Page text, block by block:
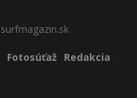
surfmagazin.sk
Fotosúťaž Redakcia